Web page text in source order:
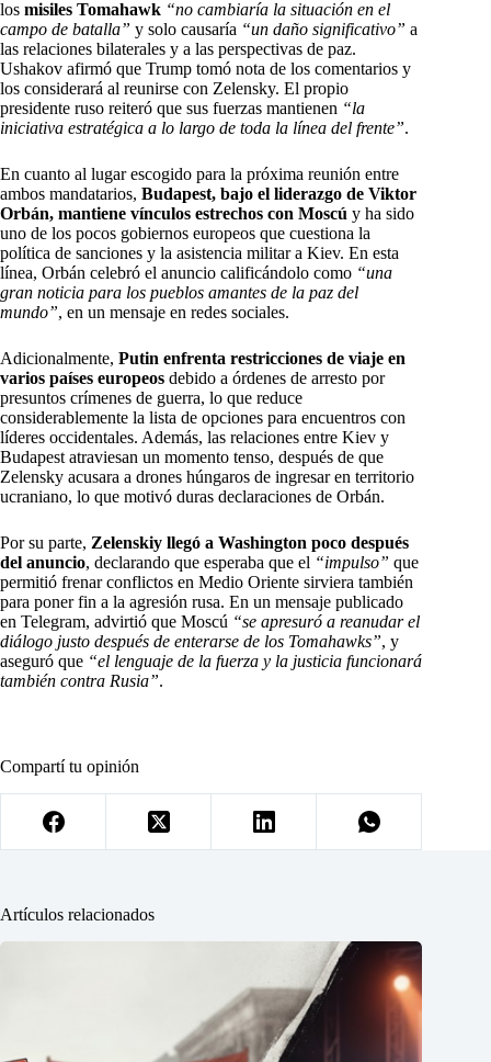
los misiles Tomahawk “no cambiaría la situación en el
campo de batalla” y solo causaría “un daño significativo” a
las relaciones bilaterales y a las perspectivas de paz.
Ushakov afirmó que Trump tomó nota de los comentarios y
los considerará al reunirse con Zelensky. El propio
presidente ruso reiteró que sus fuerzas mantienen “la
iniciativa estratégica a lo largo de toda la línea del frente”.
En cuanto al lugar escogido para la próxima reunión entre
ambos mandatarios, Budapest, bajo el liderazgo de Viktor
Orbán, mantiene vínculos estrechos con Moscú y ha sido
uno de los pocos gobiernos europeos que cuestiona la
política de sanciones y la asistencia militar a Kiev. En esta
línea, Orbán celebró el anuncio calificándolo como “una
gran noticia para los pueblos amantes de la paz del
mundo”, en un mensaje en redes sociales.
Adicionalmente, Putin enfrenta restricciones de viaje en
varios países europeos debido a órdenes de arresto por
presuntos crímenes de guerra, lo que reduce
considerablemente la lista de opciones para encuentros con
líderes occidentales. Además, las relaciones entre Kiev y
Budapest atraviesan un momento tenso, después de que
Zelensky acusara a drones húngaros de ingresar en territorio
ucraniano, lo que motivó duras declaraciones de Orbán.
Por su parte, Zelenskiy llegó a Washington poco después
del anuncio, declarando que esperaba que el “impulso” que
permitió frenar conflictos en Medio Oriente sirviera también
para poner fin a la agresión rusa. En un mensaje publicado
en Telegram, advirtió que Moscú “se apresuró a reanudar el
diálogo justo después de enterarse de los Tomahawks”, y
aseguró que “el lenguaje de la fuerza y la justicia funcionará
también contra Rusia”.
Compartí tu opinión
Artículos relacionados